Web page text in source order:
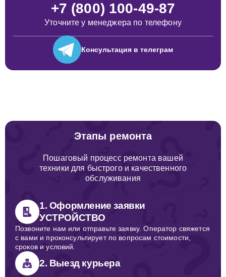
+7 (800) 100-49-87
Уточните у менеджера по телефону
Консультация в телеграм
Этапы ремонта
Пошаговый процесс ремонта вашей
техники для быстрого и качественного
обслуживания
1. Оформление заявки
УСТРОЙСТВО
Позвоните нам или отправьте заявку. Оператор свяжется
с вами и проконсультирует по вопросам стоимости,
сроков и условий.
2. Выезд курьера